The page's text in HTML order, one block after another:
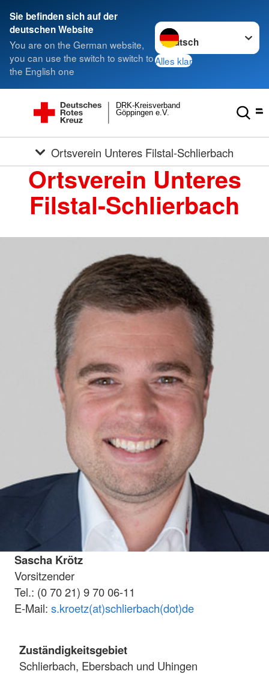
Sie befinden sich auf der
deutschen Website
You are on the German website,
you can use the switch to switch to
the English one
Sprache wechseln zu
Alles klar
Göppingen e.V.
DRK-Kreisverband
Ortsverein Unteres Filstal-Schlierbach
Ortsverein Unteres
Filstal-Schlierbach
Sascha Krötz
Vorsitzender
Tel.: (0 70 21) 9 70 06-11
E-Mail: s.kroetz(at)schlierbach(dot)de
Zuständigkeitsgebiet
Schlierbach, Ebersbach und Uhingen